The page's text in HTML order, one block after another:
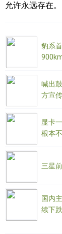
允许永远存在。
豹系
喊出
方宣
显卡
根本
三星
国内
续下跌